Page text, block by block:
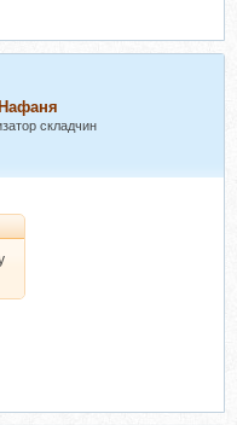
Нафаня
складчин